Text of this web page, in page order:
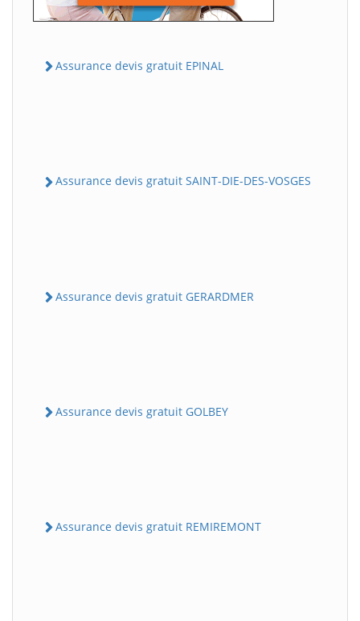
Assurance devis gratuit EPINAL
Assurance devis gratuit SAINT-DIE-DES-VOSGES
Assurance devis gratuit GERARDMER
Assurance devis gratuit GOLBEY
Assurance devis gratuit REMIREMONT